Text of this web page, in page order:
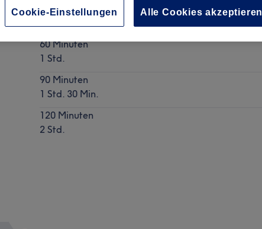
Massage für Schwangere
60 Minuten
1 Std.
90 Minuten
1 Std. 30 Min.
120 Minuten
2 Std.
Alle Cookies akzeptieren
Cookie-Einstellungen